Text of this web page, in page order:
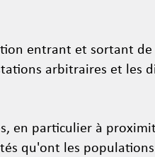
entrant et sortant de
arbitraires et les
en particulier à
qu'ont les